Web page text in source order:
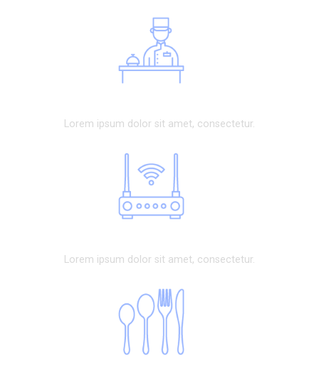
Lorem ipsum dolor sit amet, consectetur.
Lorem ipsum dolor sit amet, consectetur.